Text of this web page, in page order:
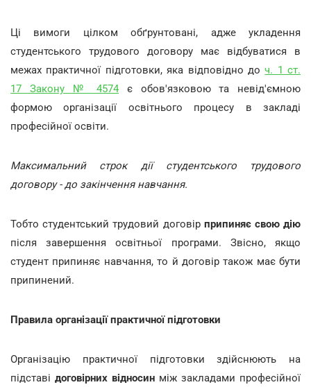
Ці вимоги цілком обґрунтовані, адже укладення
студентського трудового договору має відбуватися в
межах практичної підготовки, яка відповідно доч. 1 ст.
17 Закону № 4574 є обов'язковою та невід'ємною
формою організації освітнього процесу в закладі
професійної освіти.
Максимальний строк дії студентського трудового
договору - до закінчення навчання.
Тобто студентський трудовий договір припиняє свою дію
після завершення освітньої програми. Звісно, якщо
студент припиняє навчання, то й договір також має бути
припинений.
Правила організації практичної підготовки
Організацію практичної підготовки здійснюють на
підставі договірних відносин між закладами професійної